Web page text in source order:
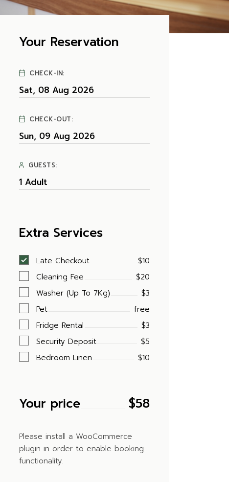
Your Reservation
CHECK-IN:
CHECK-OUT:
GUESTS:
Extra Services
Late Checkout
$10
Cleaning Fee
$20
Washer (Up To 7Kg)
$3
Pet
free
Fridge Rental
$3
Security Deposit
$5
Bedroom Linen
$10
Your price $58
Please install a WooCommerce
plugin in order to enable booking
functionality.